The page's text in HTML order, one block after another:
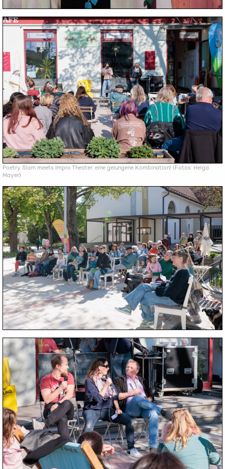
Poetry Slam meets Impro Theater: eine gelungene Kombination! (Fotos: Helga
Mayer)